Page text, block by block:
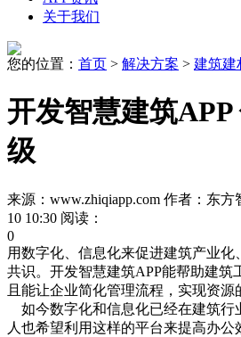
关于我们
您的位置： 首页 > 解决方案 > 建筑建
开发智慧建筑
级
来源：www.zhiqiapp.com 作者：东方
10 10:30 阅读：
0
用数字化、信息化来促进建筑产业化
共识。开发智慧建筑APP能帮助建筑
且能让企业简化管理流程，实现资源
如今数字化和信息化已经在建筑行
人也希望利用这样的平台来提高办公